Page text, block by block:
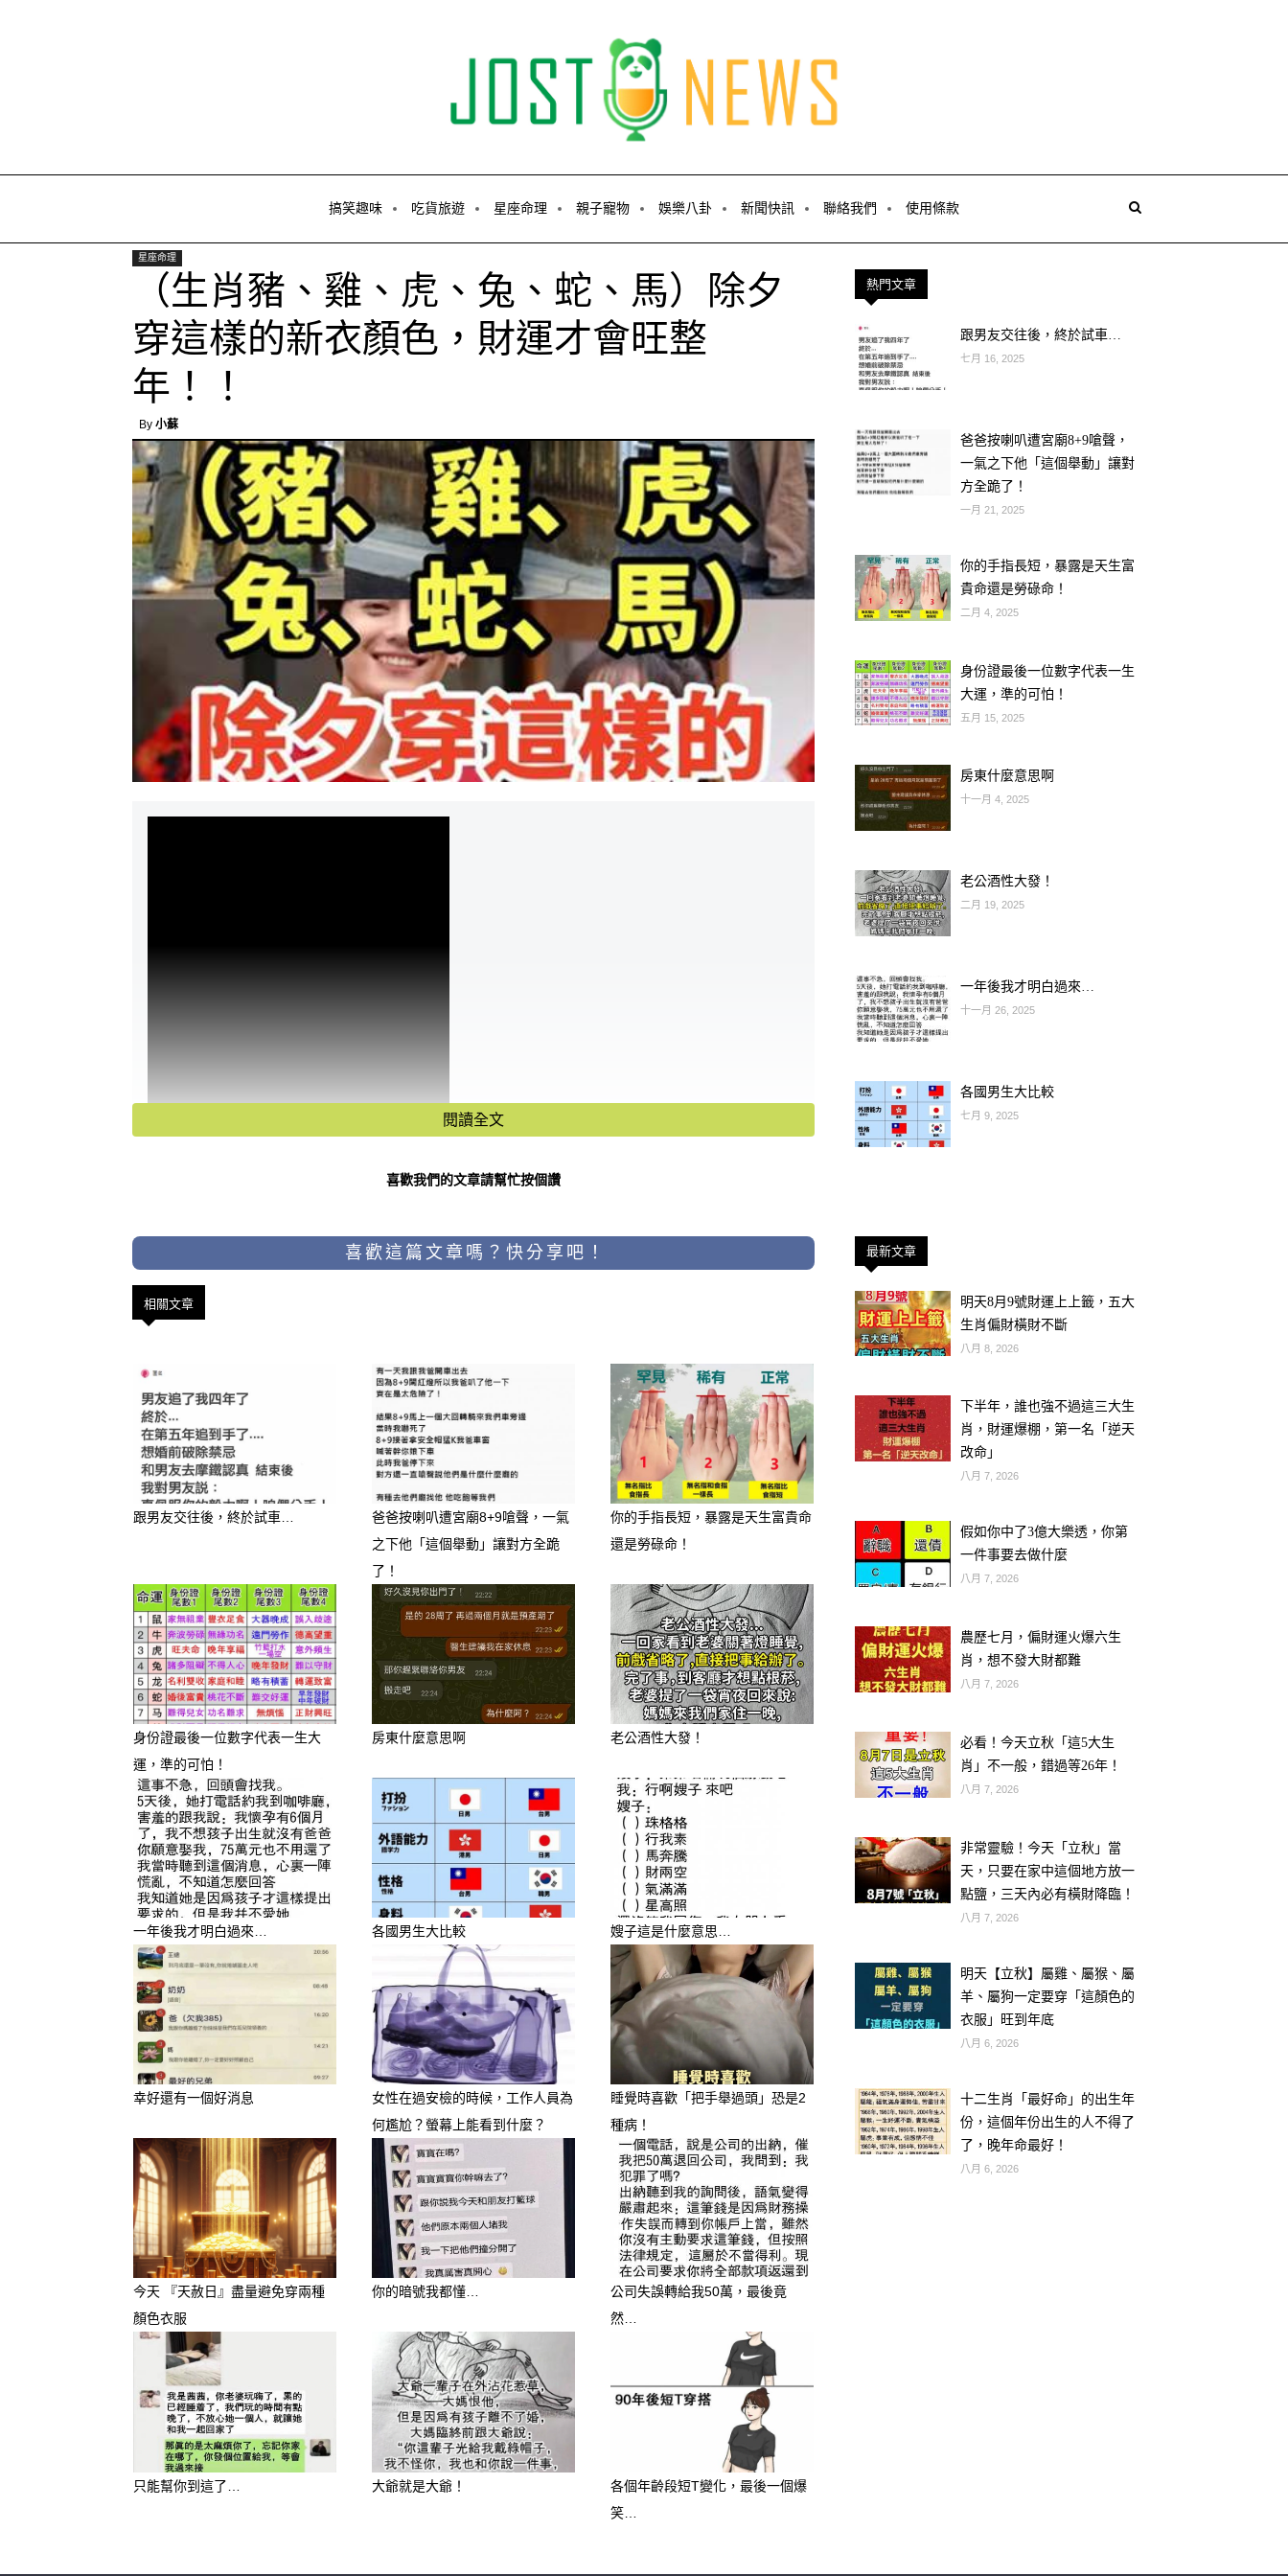
搞笑趣味 吃貨旅遊 星座命理 親子寵物 娛樂八卦 新聞快訊 聯絡我們 使用條款
星座命理
（生肖豬、雞、虎、兔、蛇、馬）除夕
穿這樣的新衣顏色，財運才會旺整
年！！
By 小蘇
除夕夜是辭舊迎新的關鍵時刻，穿對新衣顏色，就像是為自己開啟了
一整年的「招財磁場」。2026 是 丙午馬年，五行屬火，氣場強旺。針
對這六個生肖，我們特別精選了最能化解阻礙、引爆財富的「命定開
運色」！
閱讀全文
喜歡我們的文章請幫忙按個讚
喜歡這篇文章嗎？快分享吧！
相關文章
跟男友交往後，終於試車…
爸爸按喇叭遭宮廟8+9嗆聲，一氣
之下他「這個舉動」讓對方全跪
了！
你的手指長短，暴露是天生富貴命
還是勞碌命！
身份證最後一位數字代表一生大
運，準的可怕！
房東什麼意思啊 老公酒性大發！
一年後我才明白過來… 各國男生大比較 嫂子這是什麼意思…
幸好還有一個好消息
女性在過安檢的時候，工作人員為
何尷尬？螢幕上能看到什麼？
睡覺時喜歡「把手舉過頭」恐是2
種病！
今天 『天赦日』盡量避免穿兩種
顏色衣服
你的暗號我都懂…
公司失誤轉給我50萬，最後竟
然…
只能幫你到這了… 大爺就是大爺！
各個年齡段短T變化，最後一個爆
笑…
熱門文章
跟男友交往後，終於試車…
七月 16, 2025
爸爸按喇叭遭宮廟8+9嗆聲，
一氣之下他「這個舉動」讓對
方全跪了！
一月 21, 2025
你的手指長短，暴露是天生富
貴命還是勞碌命！
二月 4, 2025
身份證最後一位數字代表一生
大運，準的可怕！
五月 15, 2025
房東什麼意思啊
十一月 4, 2025
老公酒性大發！
二月 19, 2025
一年後我才明白過來…
十一月 26, 2025
各國男生大比較
七月 9, 2025
最新文章
明天8月9號財運上上籤，五大
生肖偏財橫財不斷
八月 8, 2026
下半年，誰也強不過這三大生
肖，財運爆棚，第一名「逆天
改命」
八月 7, 2026
假如你中了3億大樂透，你第
一件事要去做什麼
八月 7, 2026
農歷七月，偏財運火爆六生
肖，想不發大財都難
八月 7, 2026
必看！今天立秋「這5大生
肖」不一般，錯過等26年！
八月 7, 2026
非常靈驗！今天「立秋」當
天，只要在家中這個地方放一
點鹽，三天內必有橫財降臨！
八月 7, 2026
明天【立秋】屬雞、屬猴、屬
羊、屬狗一定要穿「這顏色的
衣服」旺到年底
八月 6, 2026
十二生肖「最好命」的出生年
份，這個年份出生的人不得了
了，晚年命最好！
八月 6, 2026